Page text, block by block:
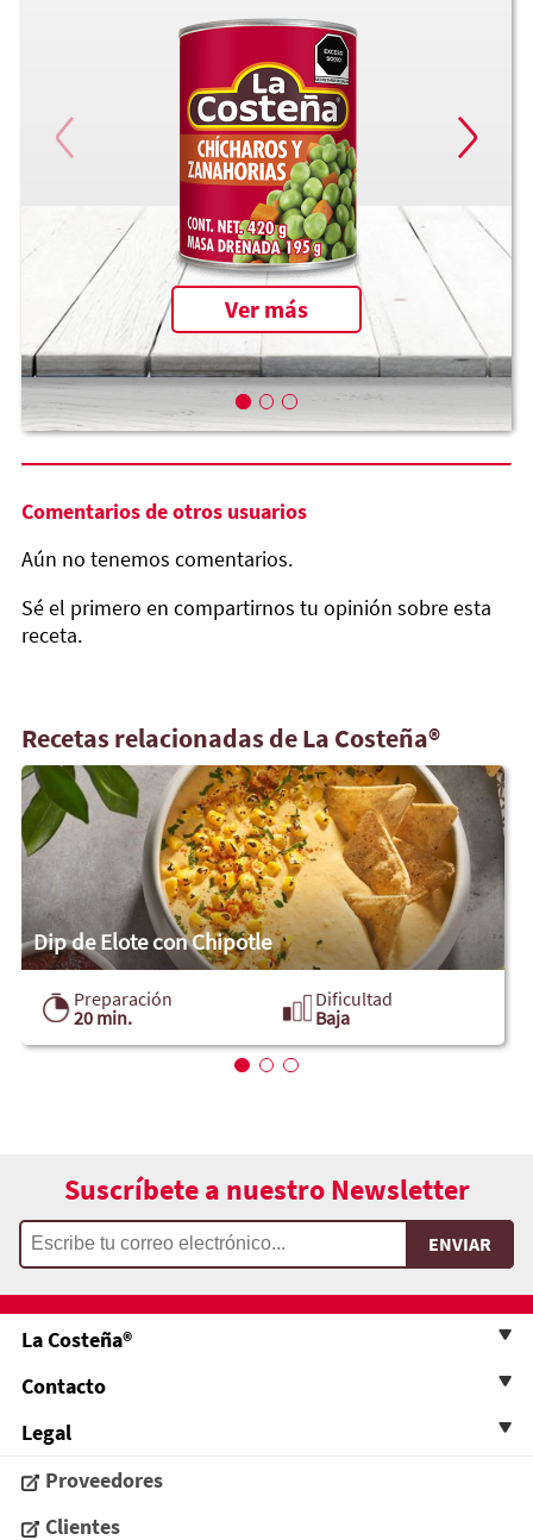
Ver más
Comentarios de otros usuarios
Aún no tenemos comentarios.
Sé el primero en compartirnos tu opinión sobre esta
receta.
Recetas relacionadas de La Costeña®
Dip de Elote con Chipotle
Preparación
20 min.
Dificultad
Baja
Suscríbete a nuestro Newsletter
La Costeña®
Contacto
Legal
Proveedores
Clientes